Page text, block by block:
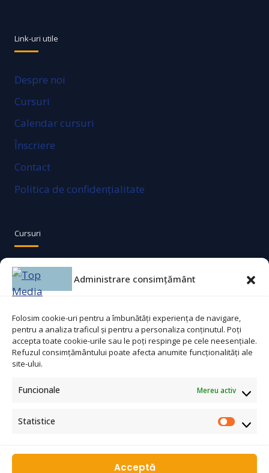
Administrare consimțământ
Folosim cookie-uri pentru a îmbunătăți experiența de navigare,
pentru a analiza traficul și pentru a personaliza conținutul. Poți
accepta toate cookie-urile sau le poți respinge pe cele neesențiale.
Refuzul consimțământului poate afecta anumite funcționalități ale
site-ului.
Funcionale Mereu activ
Statistice
Acceptă
Link-uri utile
Despre noi
Cursuri
Calendar cursuri
Înscriere
Contact
Politica de confidențialitate
Cursuri
Agent securitate
Bucătar
Ajutor bucătar
Lucrător comercial
Contact
☎0753 311 965